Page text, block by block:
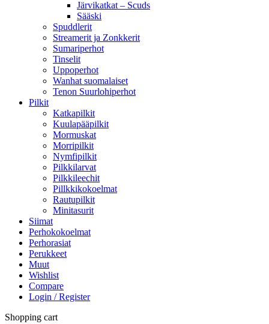
Järvikatkat – Scuds
Sääski
Spuddlerit
Streamerit ja Zonkkerit
Sumariperhot
Tinselit
Uppoperhot
Wanhat suomalaiset
Tenon Suurlohiperhot
Pilkit
Katkapilkit
Kuulapääpilkit
Mormuskat
Morripilkit
Nymfipilkit
Pilkkilarvat
Pilkkileechit
Pillkkikokoelmat
Rautupilkit
Minitasurit
Siimat
Perhokokoelmat
Perhorasiat
Perukkeet
Muut
Wishlist
Compare
Login / Register
Shopping cart